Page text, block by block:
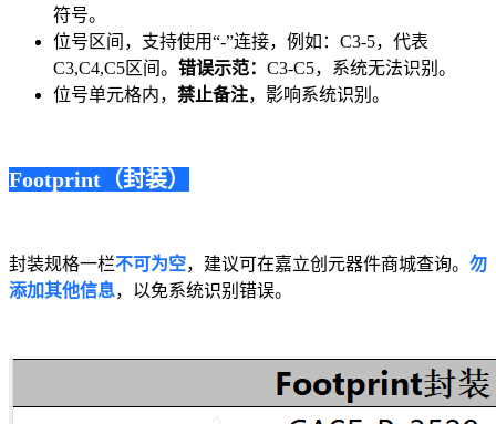
符号。
位号区间，支持使用“-”连接，例如：C3-5，代表
C3,C4,C5区间。 错误示范： C3-C5，系统无法识别。
位号单元格内， 禁止备注，影响系统识别。
Footprint（封装）
封装规格一栏不可为空，建议可在嘉立创元器件商城查询。 勿
添加其他信息，以免系统识别错误。